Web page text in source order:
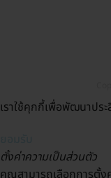
เราใช้คุกกี้เพื่อพัฒนาปร
ตั้งค่าความเป็นส่วนตัว
คุณสามารถเลือกการตั้ง